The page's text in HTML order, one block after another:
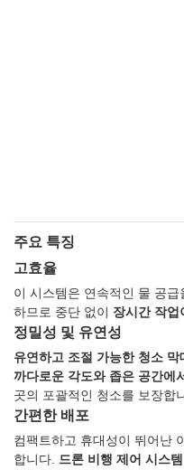
주요 특징
고효율
이 시스템은 연속적인 물 공급
하므로 중단 없이 장시간 작업
정밀성 및 유연성
유연하고 조절 가능한 청소 막
까다로운 각도와 좁은 공간에
곳의 포괄적인 청소를 보장합
간편한 배포
컴팩트하고 휴대성이 뛰어난
합니다. 드론 비행 제어 시스템